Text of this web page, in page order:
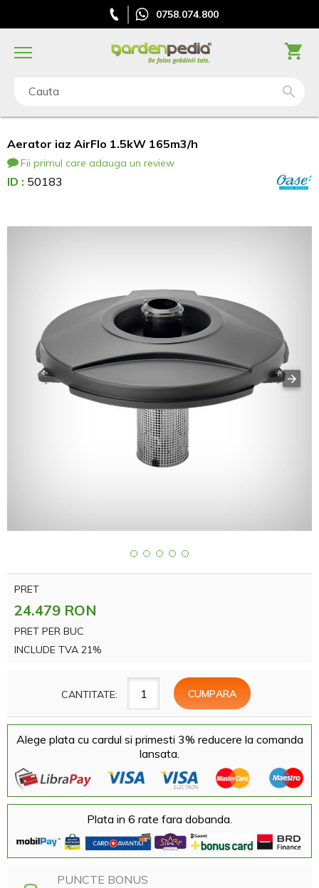
0758.074.800
Cauta
Aerator iaz AirFlo 1.5kW 165m3/h
Fii primul care adauga un review
ID : 50183
PRET
24.479 RON
PRET PER BUC
INCLUDE TVA 21%
CANTITATE:
Alege plata cu cardul si primesti 3% reducere la comanda
lansata.
Plata in 6 rate fara dobanda.
PUNCTE BONUS